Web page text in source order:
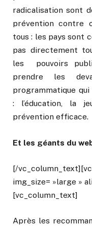
radicalisation sont
prévention contre
tous : les pays sont
pas directement
les pouvoirs
prendre les
programmatique
: l’éducation, la
prévention efficace.
Et les géants du
[/
img_size= »large »
[vc_column_text]
Après les